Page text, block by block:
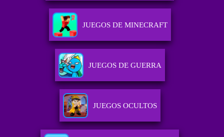
JUEGOS DE MINECRAFT
JUEGOS DE GUERRA
JUEGOS OCULTOS